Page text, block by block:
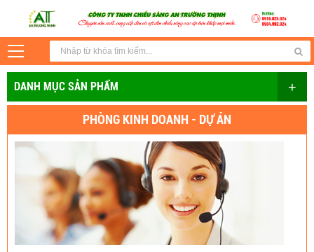
DANH MỤC SẢN PHẨM +
PHÒNG KINH DOANH - DỰ ÁN